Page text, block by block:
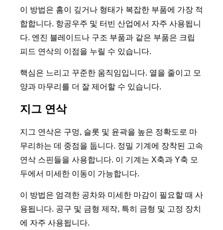
이 방법은 홈이 깊거나 형태가 복잡한 부품에 가장 적
합합니다. 항공우주 및 터빈 산업에서 자주 사용됩니
다. 엔진 블레이드나 구조 부품과 같은 부품은 크립
피드 연삭의 이점을 누릴 수 있습니다.
핵심은 느리고 꾸준한 움직임입니다. 열을 줄이고 모
양과 마무리를 더 잘 제어할 수 있습니다.
지그 연삭
지그 연삭은 구멍, 슬롯 및 윤곽을 높은 정확도로 마
무리하는 데 중점을 둡니다. 정밀 기계에 장착된 고속
연삭 스핀들을 사용합니다. 이 기계는 X축과 Y축 모
두에서 미세한 이동이 가능합니다.
이 방법은 엄격한 공차와 미세한 마감이 필요할 때 사
용됩니다. 공구 및 금형 제작, 특히 금형 및 고정 장치
에 자주 사용됩니다.